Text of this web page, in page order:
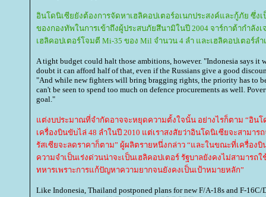
อินโดนิเซียยังต้องการจัดหาเฮลิคอปเตอร์อเนกประสงค์และกู้ภัย ซึ่ง
ของกองทัพในการเข้าถึงผู้ประสบภัยสึนามิในปี 2004 จาร์กาต้ากำลัง
เฮลิคอปเตอร์โจมตี Mi-35 ของ Mil จำนวน 4 ลำ และเฮลิคอปเตอร์ล
A tight budget could halt those ambitions, however. "Indonesia says it
doubt it can afford half of that, even if the Russians give a good
"And while new fighters will bring bragging rights, the priority has to
can't be seen to spend too much on defence procurements as well.
goal."
ต่งบประมาณที่จำกัดอาจจะหยุดความตั้งใจนั้น อย่างไรก็ตาม “อินโ
เครื่องบินขับไล่ 48 ลำในปี 2010 แต่เราสงสัยว่าอินโดนิเซียจะสามา
รัสเซียจะลดราคาก็ตาม” ผู้ผลิตรายหนึ่งกล่าว “และในขณะที่เครื่อง
ความจำเป็นเร่งด่วนน่าจะเป็นเฮลิคอปเตอร์ รัฐบาลยังคงไม่สามารถ
ทหารเพราะการแก้ปัญหาความยากจนยังคงเป็นเป้าหมายหลัก”
Like Indonesia, Thailand postponed plans for new F/A-18s and F-16C/